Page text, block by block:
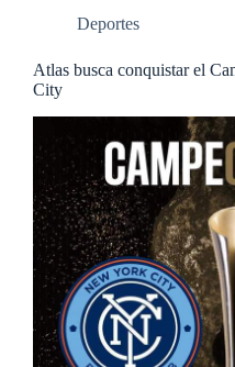
Deportes
Atlas busca conquistar el
City